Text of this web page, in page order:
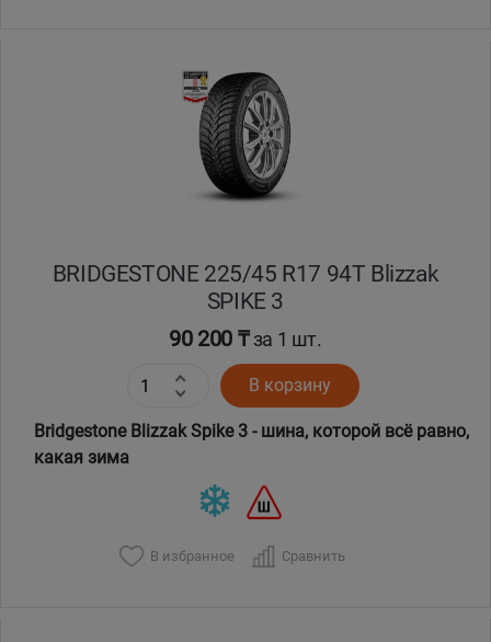
BRIDGESTONE 225/45 R17 94T Blizzak
SPIKE 3
90 200 ₸за 1 шт.
В корзину
Bridgestone Blizzak Spike 3 - шина, которой всё равно,
какая зима
В избранное Сравнить
Бишкек